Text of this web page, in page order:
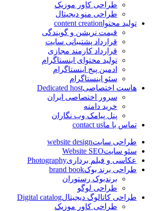
طراحی کاور موزیک
طراحی منو دیجیتال
تولید محتوا content creation
قیمت نریشن و گویندگی
قرارداد پشتیبانی سایت
قرارداد کارمند مجازی
تولید محتوای اینستاگرام
ادمین پیج اینستاگرام
سئو اینستاگرام
هاست اختصاصیDedicated host
سرور اختصاصی ایران
خرید دامنه
پنل پیامک وب نگاران
تماس با ماcontact us
طراحی سایتwebsite design
سئو سایتWebsite SEO
عکاسی و فیلم برداریPhotography
طراحی برند بوکbrand book
برندبوک رستوران
طراحی لوگو
طراحی کاتالوگ دیجیتالDigital catalog
طراحی کاور موزیک